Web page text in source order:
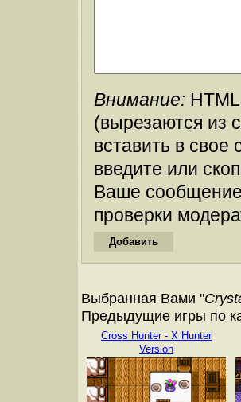
Внимание:
(вырезаются из
вставить в
введите или
Ваше
проверки
Выбранная Вами "
Предыдущие игры по
Cross Hunter - X Hunter
Version